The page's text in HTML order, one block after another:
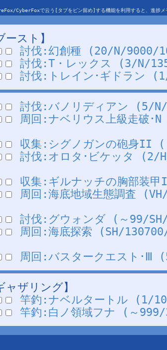
CyberFoxで云う[タブをピン留め]する機能を利用すると、進捗メ
ースト】
討伐:幻創種 (20/N/9000/
討伐:T・レックス (3/N/
討伐:トレイン･ギドラン
討伐:バノリディアン (5/
周回:ナベリウス上級走破･
収集:シグノガンの砲身II
討伐:オロタ･ビケッタ (2/
収集:ギルナッチの胸部装
周回:海底地域生態調査
討伐:グウォンダ (～99/
周回:海底探索 (SH/
周回:バスタークエスト･Ⅲ
ャザリング】
竿釣:ナベルタートル (1/
竿釣:白ノ領域フナ (～